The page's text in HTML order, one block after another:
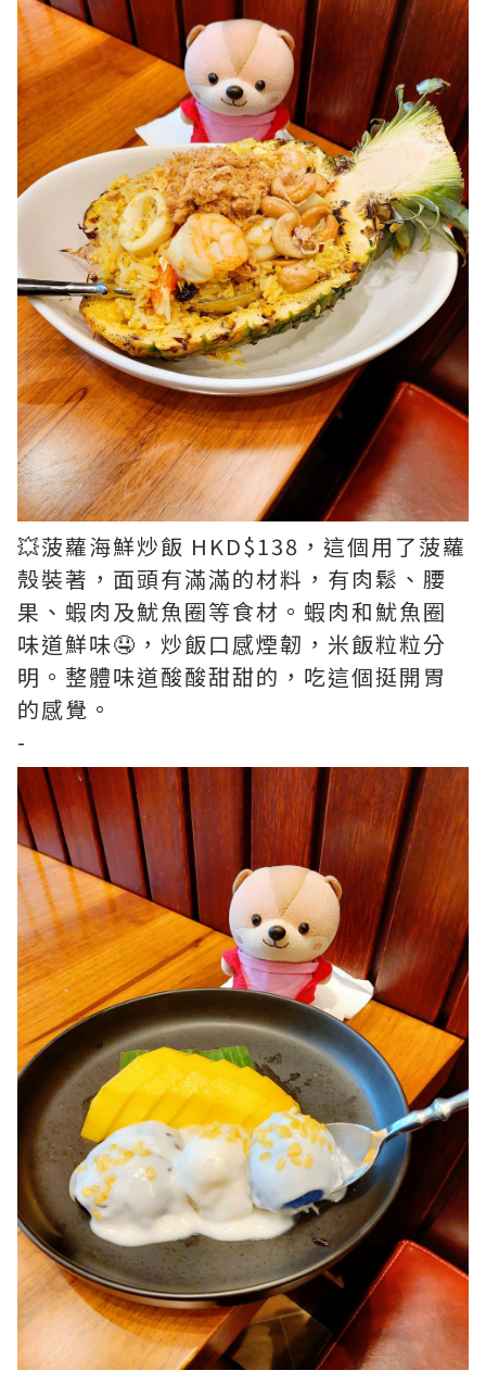
💥菠蘿海鮮炒飯 HKD$138，這個用了菠蘿
殼裝著，面頭有滿滿的材料，有肉鬆、腰
果、蝦肉及魷魚圈等食材。蝦肉和魷魚圈
味道鮮味🤤，炒飯口感煙韌，米飯粒粒分
明。整體味道酸酸甜甜的，吃這個挺開胃
的感覺。
-